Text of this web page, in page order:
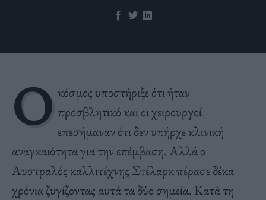
Ο κόσμος υποστήριξε ότι ήταν
προσβλητικό και οι χειρουργοί
επεσήμαναν ότι δεν υπήρχε κλινική
αναγκαιότητα για την επέμβαση. Αλλά ο
Αυστραλός καλλιτέχνης Στέλαρκ πέρασε δέκα
χρόνια ζυγίζοντας αυτά τα δύο σημεία. Κατά τη